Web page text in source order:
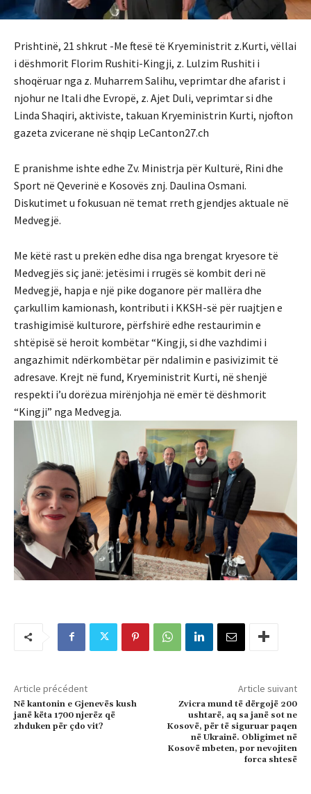
Prishtinë, 21 shkrut -Me ftesë të Kryeministrit z.Kurti, vëllai
i dëshmorit Florim Rushiti-Kingji, z. Lulzim Rushiti i
shoqëruar nga z. Muharrem Salihu, veprimtar dhe afarist i
njohur ne Itali dhe Evropë, z. Ajet Duli, veprimtar si dhe
Linda Shaqiri, aktiviste, takuan Kryeministrin Kurti, njofton
gazeta zvicerane në shqip LeCanton27.ch
E pranishme ishte edhe Zv. Ministrja për Kulturë, Rini dhe
Sport në Qeverinë e Kosovës znj. Daulina Osmani.
Diskutimet u fokusuan në temat rreth gjendjes aktuale në
Medvegjë.
Me këtë rast u prekën edhe disa nga brengat kryesore të
Medvegjës siç janë: jetësimi i rrugës së kombit deri në
Medvegjë, hapja e një pike doganore për mallëra dhe
çarkullim kamionash, kontributi i KKSH-së për ruajtjen e
trashigimisë kulturore, përfshirë edhe restaurimin e
shtëpisë së heroit kombëtar “Kingji, si dhe vazhdimi i
angazhimit ndërkombëtar për ndalimin e pasivizimit të
adresave. Krejt në fund, Kryeministrit Kurti, në shenjë
respekti i’u dorëzua mirënjohja në emër të dëshmorit
“Kingji” nga Medvegja.
Article précédent
Në kantonin e Gjenevës kush
janë këta 1700 njerëz që
zhduken për çdo vit?
Article suivant
Zvicra mund të dërgojë 200
ushtarë, aq sa janë sot ne
Kosovë, për të siguruar paqen
në Ukrainë. Obligimet në
Kosovë mbeten, por nevojiten
forca shtesë